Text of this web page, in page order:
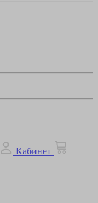
Кабинет